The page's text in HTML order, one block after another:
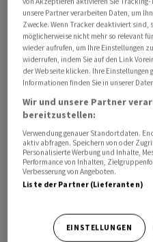
Lieferfähigkeit der
Dennoch könne vor allem
"Normalisierung"
Kategorien der
noch ein gutes Stück unter
2019", sagt Auto-Schweiz-
Wolnik. Mit ähnlichen
rechnet der Verband erst
Motoren seien derweil bei
noch kaum ein Thema, wie
unsere Partner verarbeiten Daten, um
Zwecke. Wenn Tracker deaktiviert sind,
möglicherweise nicht mehr so relevant
wieder aufrufen, um Ihre Einstellungen
widerrufen, indem Sie auf den Link
der Webseite klicken. Ihre Einstellungen
Informationen finden Sie in unserer
Wir und unsere Partner
bereitzustellen:
Verwendung genauer Standortdaten.
aktiv abfragen. Speichern von oder
Personalisierte Werbung und Inhalte,
Performance von Inhalten,
Verbesserung von Angeboten.
Liste der Partner (Lieferanten)
EINSTELLUNGEN